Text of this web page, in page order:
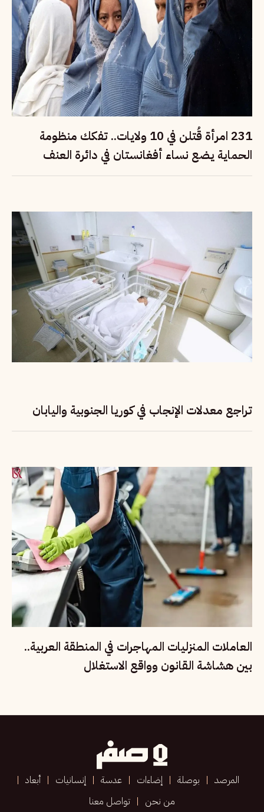
231 امرأة قُتلن في 10 ولايات.. تفكك منظومة
الحماية يضع نساء أفغانستان في دائرة العنف
تراجع معدلات الإنجاب في كوريا الجنوبية واليابان
العاملات المنزليات المهاجرات في المنطقة العربية..
بين هشاشة القانون وواقع الاستغلال
المرصد بوصلة إضاءات عدسة إنسانيات
أبعاد
من نحن
تواصل معنا